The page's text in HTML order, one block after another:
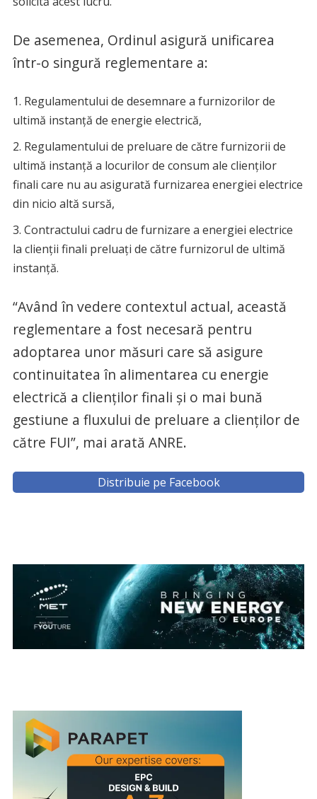
De asemenea, Ordinul asigură unificarea
într-o singură reglementare a:
Regulamentului de desemnare a furnizorilor de
ultimă instanță de energie electrică,
Regulamentului de preluare de către furnizorii de
ultimă instanță a locurilor de consum ale clienților
finali care nu au asigurată furnizarea energiei electrice
din nicio altă sursă,
Contractului cadru de furnizare a energiei electrice
la clienţii finali preluați de către furnizorul de ultimă
instanţă.
“Având în vedere contextul actual, această
reglementare a fost necesară pentru
adoptarea unor măsuri care să asigure
continuitatea în alimentarea cu energie
electrică a clienţilor finali şi o mai bună
gestiune a fluxului de preluare a clienţilor de
către FUI”, mai arată ANRE.
Distribuie pe Facebook